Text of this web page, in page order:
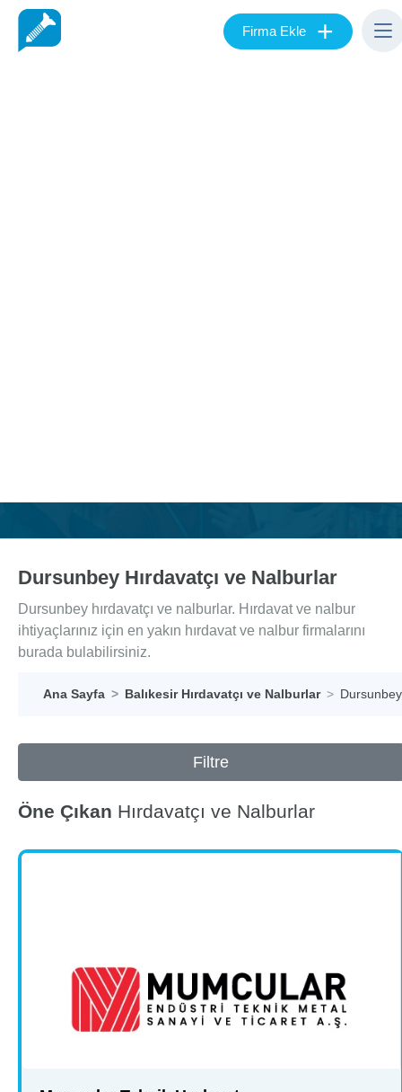
Firma Ekle +
Dursunbey Hırdavatçı ve Nalburlar
Dursunbey hırdavatçı ve nalburlar. Hırdavat ve nalbur
ihtiyaçlarınız için en yakın hırdavat ve nalbur firmalarını
burada bulabilirsiniz.
Ana Sayfa Balıkesir Hırdavatçı ve Nalburlar
Filtre
Öne Çıkan Hırdavatçı ve Nalburlar